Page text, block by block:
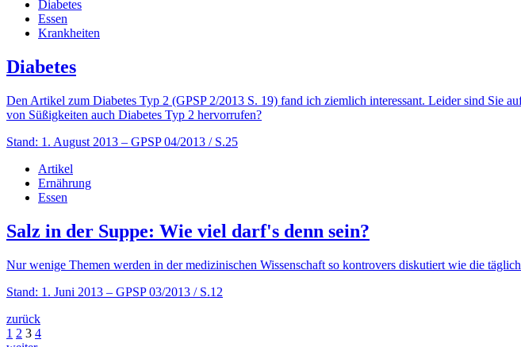
Diabetes
Essen
Krankheiten
Diabetes
Den Artikel zum Diabetes Typ 2 (GPSP 2/2013 S. 19) fand ich ziemlich interessant. Leider sind Sie
von Süßigkeiten auch Diabetes Typ 2 hervorrufen?
Stand: 1. August 2013 – GPSP 04/2013 / S.25
Artikel
Ernährung
Essen
Salz in der Suppe: Wie viel darf's denn sein?
Nur wenige Themen werden in der medizinischen Wissenschaft so kontrovers diskutiert wie die
Stand: 1. Juni 2013 – GPSP 03/2013 / S.12
zurück
1 2 3 4